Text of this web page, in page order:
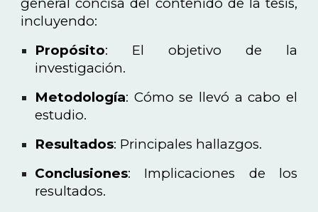
incluyendo:
Propósito: El objetivo de la
investigación.
Metodología: Cómo se llevó a cabo el
estudio.
Resultados: Principales hallazgos.
Conclusiones: Implicaciones de los
resultados.